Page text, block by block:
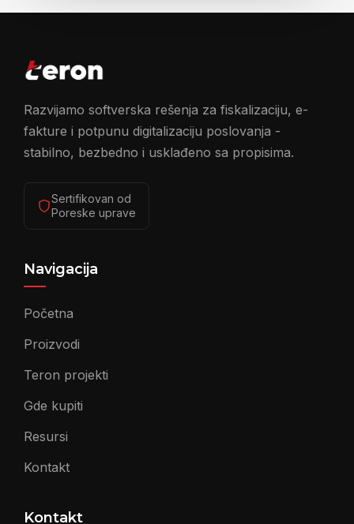
Razvijamo softverska rešenja za fiskalizaciju, e-
fakture i potpunu digitalizaciju poslovanja -
stabilno, bezbedno i usklađeno sa propisima.
Sertifikovan od
Poreske uprave
Navigacija
Početna
Proizvodi
Teron projekti
Gde kupiti
Resursi
Kontakt
Kontakt